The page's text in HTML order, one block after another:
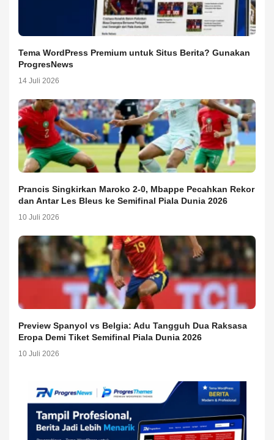
Tema WordPress Premium untuk Situs Berita? Gunakan
ProgresNews
14 Juli 2026
Prancis Singkirkan Maroko 2-0, Mbappe Pecahkan Rekor
dan Antar Les Bleus ke Semifinal Piala Dunia 2026
10 Juli 2026
Preview Spanyol vs Belgia: Adu Tangguh Dua Raksasa
Eropa Demi Tiket Semifinal Piala Dunia 2026
10 Juli 2026